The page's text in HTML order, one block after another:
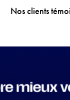
Nos clients